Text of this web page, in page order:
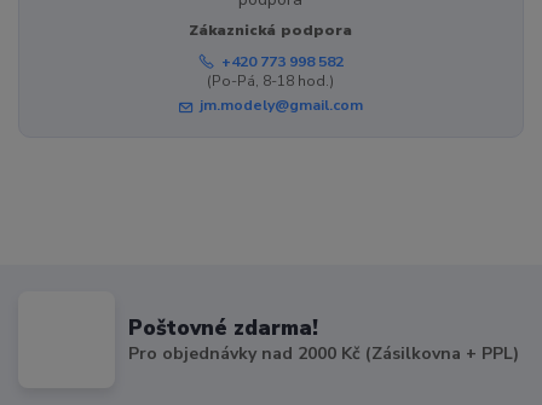
Zákaznická podpora
+420 773 998 582
(Po-Pá, 8-18 hod.)
jm.modely@gmail.com
Poštovné zdarma!
Pro objednávky nad 2000 Kč (Zásilkovna + PPL)